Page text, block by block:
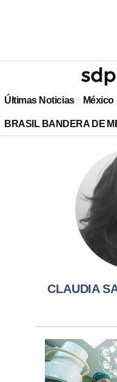
Últimas Noticias México
BRASIL BANDERA DE
CLAUDIA